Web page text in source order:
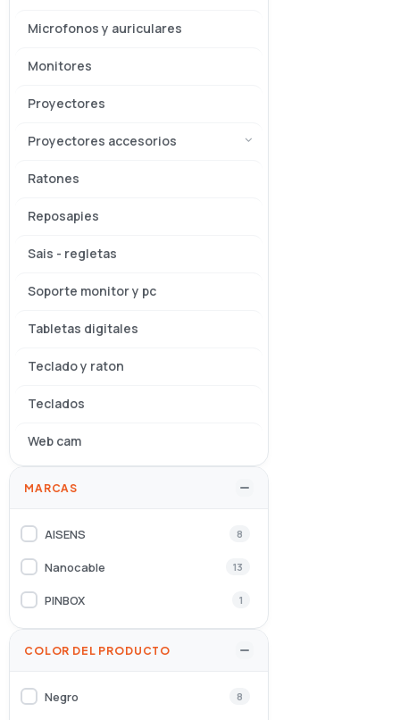
Microfonos y auriculares
Monitores
Proyectores
Proyectores accesorios
Ratones
Reposapies
Sais - regletas
Soporte monitor y pc
Tabletas digitales
Teclado y raton
Teclados
Web cam
MARCAS
AISENS 8
Nanocable 13
PINBOX 1
COLOR DEL PRODUCTO
Negro 8